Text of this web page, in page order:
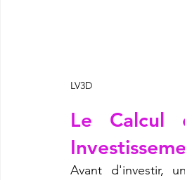
LV3D
Le Calcul
Avant d'investir,